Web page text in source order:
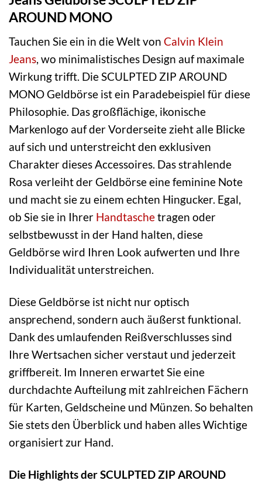
AROUND MONO
Tauchen Sie ein in die Welt von Calvin Klein
Jeans, wo minimalistisches Design auf maximale
Wirkung trifft. Die SCULPTED ZIP AROUND
MONO Geldbörse ist ein Paradebeispiel für diese
Philosophie. Das großflächige, ikonische
Markenlogo auf der Vorderseite zieht alle Blicke
auf sich und unterstreicht den exklusiven
Charakter dieses Accessoires. Das strahlende
Rosa verleiht der Geldbörse eine feminine Note
und macht sie zu einem echten Hingucker. Egal,
ob Sie sie in Ihrer Handtaschetragen oder
selbstbewusst in der Hand halten, diese
Geldbörse wird Ihren Look aufwerten und Ihre
Individualität unterstreichen.
Diese Geldbörse ist nicht nur optisch
ansprechend, sondern auch äußerst funktional.
Dank des umlaufenden Reißverschlusses sind
Ihre Wertsachen sicher verstaut und jederzeit
griffbereit. Im Inneren erwartet Sie eine
durchdachte Aufteilung mit zahlreichen Fächern
für Karten, Geldscheine und Münzen. So behalten
Sie stets den Überblick und haben alles Wichtige
organisiert zur Hand.
Die Highlights der SCULPTED ZIP AROUND